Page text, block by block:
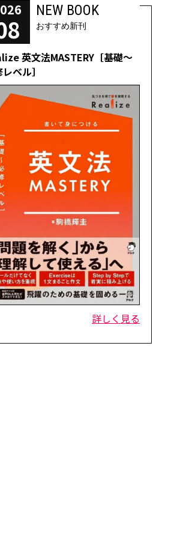
NEW BOOK
おすすめ新刊
英文法MASTERY［基礎～
ベル］
詳しく見る